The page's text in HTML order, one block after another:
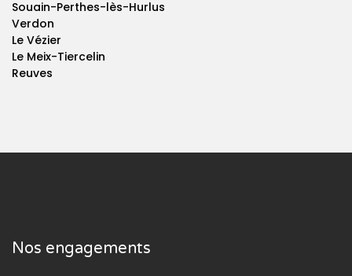
Souain-Perthes-lès-Hurlus
Verdon
Le Vézier
Le Meix-Tiercelin
Reuves
Nos engagements